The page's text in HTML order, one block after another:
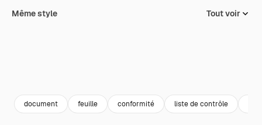
Même style Tout voir
document feuille conformité liste de contrôle